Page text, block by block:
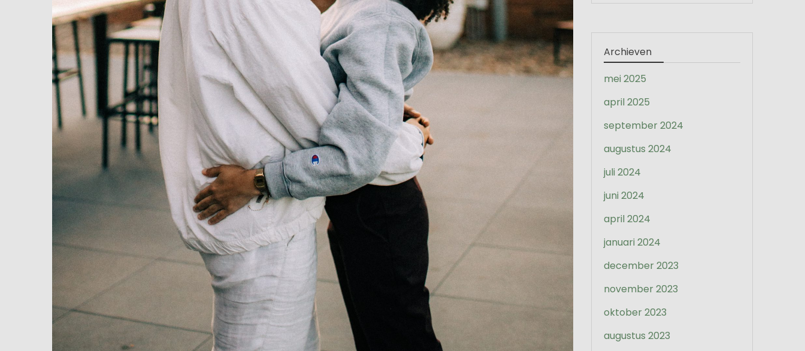
Archieven
mei 2025
april 2025
september 2024
augustus 2024
juli 2024
juni 2024
april 2024
januari 2024
december 2023
november 2023
oktober 2023
augustus 2023